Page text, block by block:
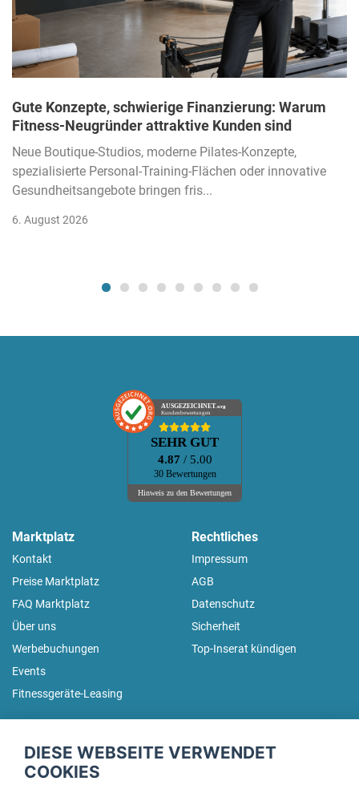
Gute Konzepte, schwierige Finanzierung: Warum
Fitness-Neugründer attraktive Kunden sind
Neue Boutique-Studios, moderne Pilates-Konzepte,
spezialisierte Personal-Training-Flächen oder innovative
Gesundheitsangebote bringen fris...
6. August 2026
AUSGEZEICHNET.org
Kundenbewertungen
SEHR GUT
4.87 / 5.00
30 Bewertungen
Hinweis zu den Bewertungen
Marktplatz
Kontakt
Preise Marktplatz
FAQ Marktplatz
Über uns
Werbebuchungen
Events
Fitnessgeräte-Leasing
Rechtliches
Impressum
AGB
Datenschutz
Sicherheit
Top-Inserat kündigen
Trage dich hier für unseren Newsletter ein und erhalte regelmäßig
DIESE WEBSEITE VERWENDET
COOKIES